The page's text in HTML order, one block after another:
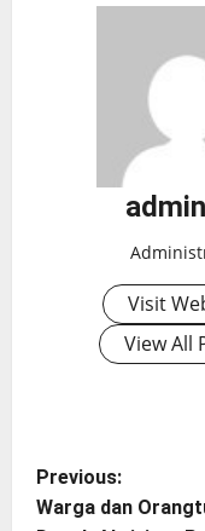
Visit
View All
P
Previous:
Warga dan